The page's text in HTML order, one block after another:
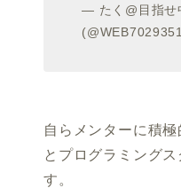
— たく@目指せ
自らメンターに積
とプログラミング
す。